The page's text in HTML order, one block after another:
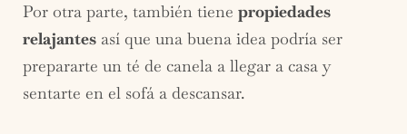
Por otra parte, también tiene propiedades
relajantes así que una buena idea podría ser
prepararte un té de canela a llegar a casa y
sentarte en el sofá a descansar.